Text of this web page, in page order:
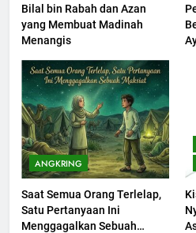
Bilal bin Rabah dan Azan
yang Membuat Madinah
Menangis
ANGKRING
Saat Semua Orang Terlelap,
Satu Pertanyaan Ini
Menggagalkan Sebuah
202
Khutbah
Bisa
KHUTBAH
203
Khutbah
KHUTBAH
1